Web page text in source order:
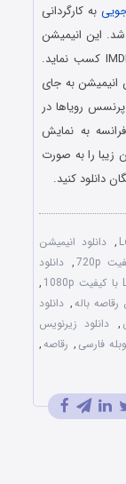
به کارگردانی
میلادی منتشر شد. این انیمیشن
موفق شده است امتیاز ۶.۸ را از سایت معتبر IMDB کسب نماید.
انیمیشن به جای
رویاها در
در کشور فرانسه به نمایش
زیبا را به صورت
دانلود کنید.
, دانلود انیمیشن
, دانلود
,
رقاصه باله, دانلود
, دانلود زیرنویس
فارسی , رقاصه,